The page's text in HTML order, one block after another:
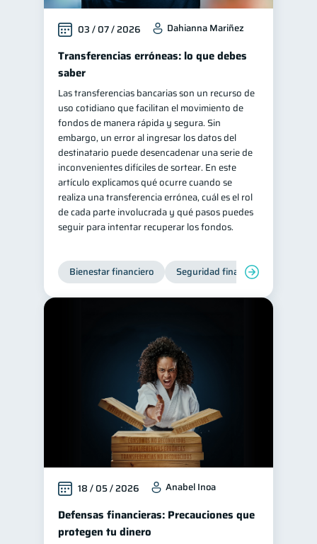
Bienestar financiero 22
Finanzas para mujeres 20
Salud financiera 12
Productos financieros
Organización Financiera 10
Deudas 10 Préstamos 8
Ahorro 8 Consejos 6
Tarjeta de crédito 6
Historial crediticio
Servicios 4
Derechos & Deberes
Superintendencia de Bancos
Criptomonedas
1
Finanzas Personales 1
Finanzas en Pareja 1
Educación Financiera 1
Fraudes 1 Mipymes 1
Información financiera 1
Salud mental ahorro 1
Gasto responsable
03 / 07 / 2026 Dahianna Mariñez
Transferencias erróneas: lo que debes
saber
Las transferencias bancarias son un recurso de
uso cotidiano que facilitan el movimiento de
fondos de manera rápida y segura. Sin
embargo, un error al ingresar los datos del
destinatario puede desencadenar una serie de
inconvenientes difíciles de sortear. En este
artículo explicamos qué ocurre cuando se
realiza una transferencia errónea, cuál es el rol
de cada parte involucrada y qué pasos puedes
seguir para intentar recuperar los fondos.
Bienestar financiero Seguridad financiera
18 / 05 / 2026 Anabel Inoa
Defensas financieras: Precauciones que
protegen tu dinero